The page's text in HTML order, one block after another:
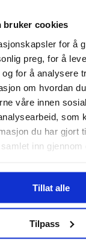
bruker cookies
for å
preg, for å
for å analysere
om hvordan
våre innen
som
du har gjort
inn gjennom
Tillat alle
Tilpass